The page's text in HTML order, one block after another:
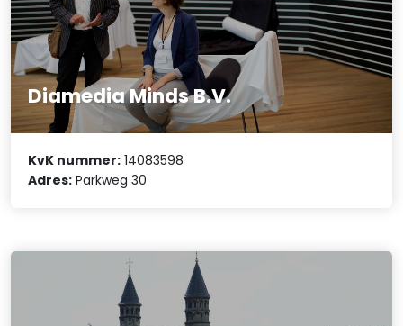
Diamedia Minds B.V.
KvK nummer: 14083598
Adres: Parkweg 30